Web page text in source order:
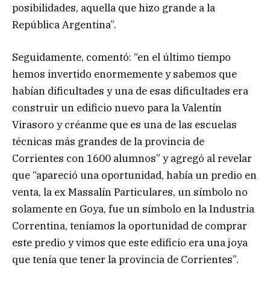
posibilidades, aquella que hizo grande a la
República Argentina”.
Seguidamente, comentó: “en el último tiempo
hemos invertido enormemente y sabemos que
habían dificultades y una de esas dificultades era
construir un edificio nuevo para la Valentín
Virasoro y créanme que es una de las escuelas
técnicas más grandes de la provincia de
Corrientes con 1600 alumnos” y agregó al revelar
que “apareció una oportunidad, había un predio en
venta, la ex Massalín Particulares, un símbolo no
solamente en Goya, fue un símbolo en la Industria
Correntina, teníamos la oportunidad de comprar
este predio y vimos que este edificio era una joya
que tenía que tener la provincia de Corrientes”.